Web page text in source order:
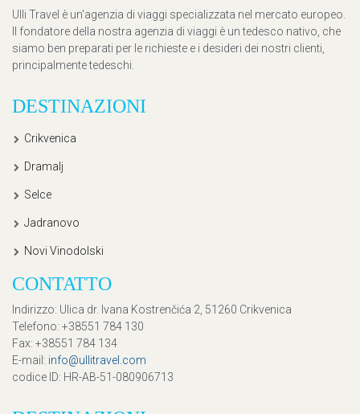
Ulli Travel è un'agenzia di viaggi specializzata nel mercato europeo.
Il fondatore della nostra agenzia di viaggi è un tedesco nativo, che
siamo ben preparati per le richieste e i desideri dei nostri clienti,
principalmente tedeschi.
DESTINAZIONI
Crikvenica
Dramalj
Selce
Jadranovo
Novi Vinodolski
CONTATTO
Indirizzo: Ulica dr. Ivana Kostrenčića 2, 51260 Crikvenica
Telefono: +38551 784 130
Fax: +38551 784 134
E-mail : info@ullitravel.com
codice ID: HR-AB-51-080906713